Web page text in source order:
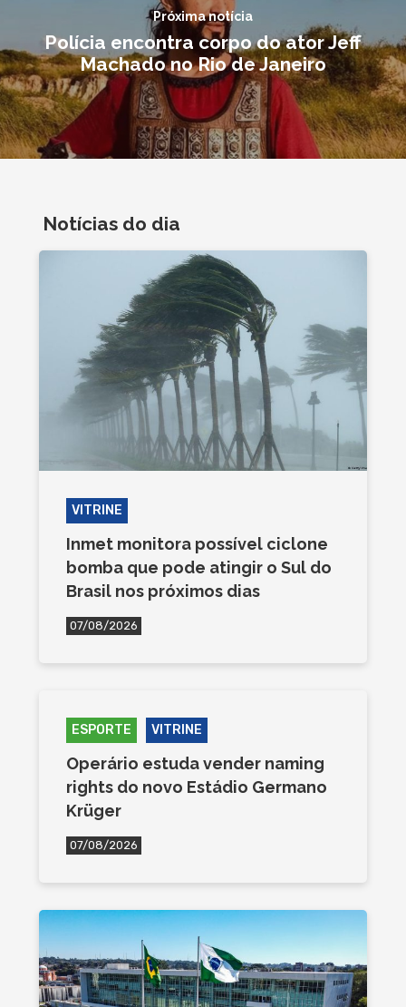
Próxima notícia
Polícia encontra corpo do ator Jeff
Machado no Rio de Janeiro
Notícias do dia
VITRINE
Inmet monitora possível ciclone
bomba que pode atingir o Sul do
Brasil nos próximos dias
07/08/2026
ESPORTE VITRINE
Operário estuda vender naming
rights do novo Estádio Germano
Krüger
07/08/2026